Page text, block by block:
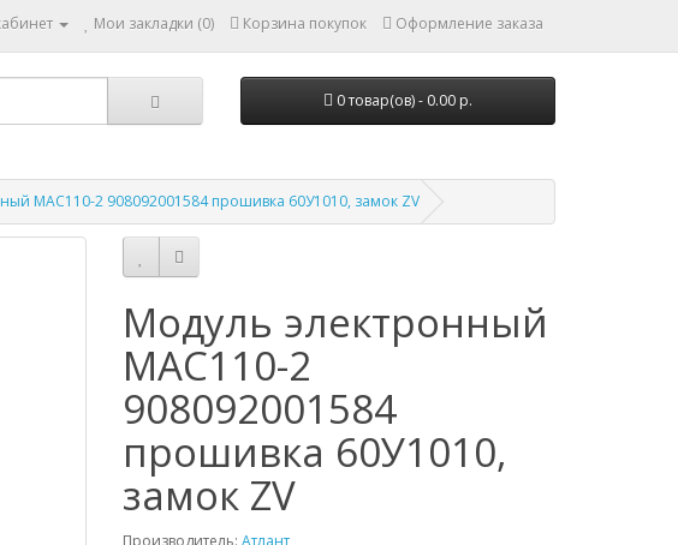
Мои закладки (0) Корзина покупок Оформление заказа
0 товар(ов) - 0.00 р.
МАС110-2 908092001584 прошивка 60У1010, замок ZV
Модуль электронный
МАС110-2
908092001584
прошивка 60У1010,
замок ZV